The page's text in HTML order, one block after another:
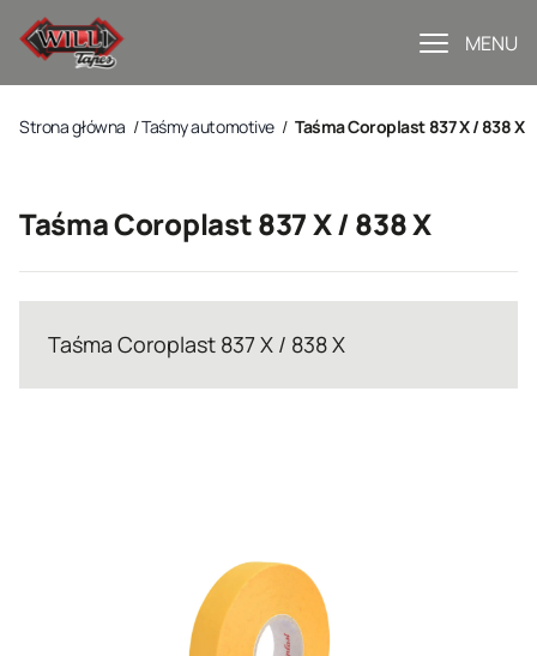
MENU
Strona główna /Taśmy automotive / Taśma Coroplast 837 X / 838 X
Taśma Coroplast 837 X / 838 X
Taśma Coroplast 837 X / 838 X